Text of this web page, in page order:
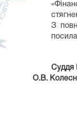
З
Суддя